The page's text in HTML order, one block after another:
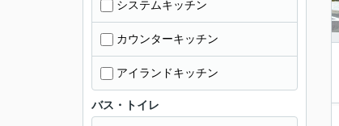
システムキッチン
カウンターキッチン
アイランドキッチン
バス・トイレ